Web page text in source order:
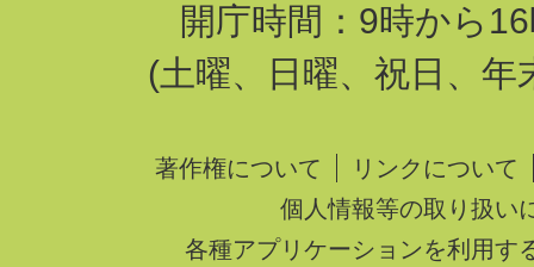
開庁時間：9時から
(土曜、日曜、祝日、年
著作権について
リンクについて
個人情報等の取り扱い
各種アプリケーションを利用す